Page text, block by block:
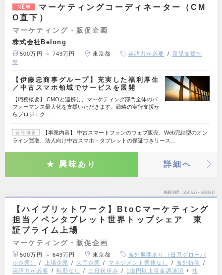
NEW
マーケティングコーディネーター（CM
O直下）
マーケティング・販促企画
株式会社Belong
500万円 ～ 749万円 東京都 英語力が必要
育児支援制
度
【伊藤忠商事グループ】充実した福利厚生
／中古スマホ領域でサービスを展開
【職務概要】 CMOと連携し、マーケティング部門全体のパ
フォーマンス最大化を支援いただきます。戦略の実行支援か
らプロジェク…
会社概要
【事業内容】 中古スマートフォンのウェブ販売、Web完結型のオン
ライン買取、法人向け中古スマホ・タブレットの保証つきリース…
興味あり 詳細へ
掲載期間 26/07/23～26/08/17
【ハイブリットワーク】BtoCマーケティング
担当／ペンタブレット世界トップシェア 東
証プライム上場
マーケティング・販促企画
500万円 ～ 649万円 東京都
海外展開あり（日系グローバ
ル企業）
上場企業 大手企業 マネジメント業務なし
海外折衝
英語力が必要
転勤なし 土日祝休み 1億円以上資金調達済
社